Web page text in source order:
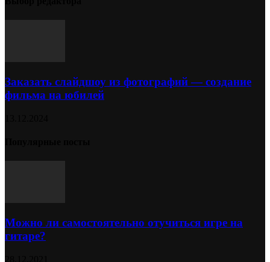
Заказать слайдшоу из фотографий — создание
фильма на юбилей
Можно ли самостоятельно отучиться игре на
гитаре?